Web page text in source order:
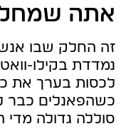
אתה
זה החלק שבו
נמדדת בקילו-
לכסות בערך את
כשהפאנלים כבר
סוללה גדולה